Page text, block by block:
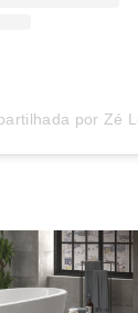
por Zé